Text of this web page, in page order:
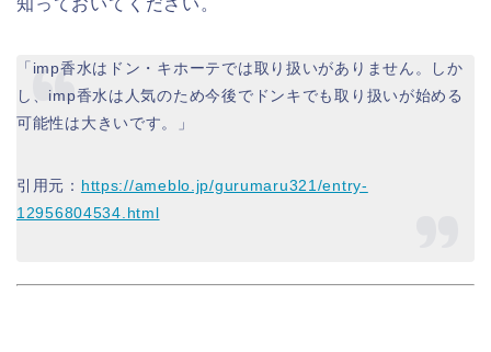
知っておいてください。
「imp香水はドン・キホーテでは取り扱いがありません。しか
し、imp香水は人気のため今後でドンキでも取り扱いが始める
可能性は大きいです。」
引用元： https://ameblo.jp/gurumaru321/entry-
12956804534.html